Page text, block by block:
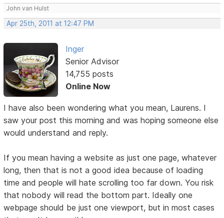
John van Hulst
Apr 25th, 2011 at 12:47 PM
Inger
Senior Advisor
14,755 posts
Online Now
I have also been wondering what you mean, Laurens. I
saw your post this morning and was hoping someone else
would understand and reply.
If you mean having a website as just one page, whatever
long, then that is not a good idea because of loading
time and people will hate scrolling too far down. You risk
that nobody will read the bottom part. Ideally one
webpage should be just one viewport, but in most cases